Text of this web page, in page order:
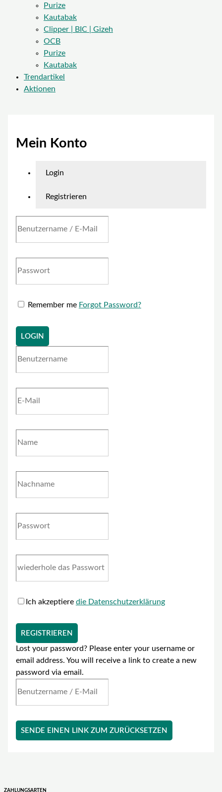
Purize
Kautabak
Clipper | BIC | Gizeh
OCB
Purize
Kautabak
Trendartikel
Aktionen
Mein Konto
Login
Registrieren
Remember me Forgot Password?
LOGIN
Ich akzeptiere die Datenschutzerklärung
REGISTRIEREN
Lost your password? Please enter your username or
email address. You will receive a link to create a new
password via email.
SENDE EINEN LINK ZUM ZURÜCKSETZEN
ZAHLUNGSARTEN